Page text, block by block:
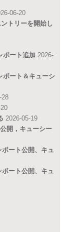
06-20
トリーを開始し
ポート追加 2026-
ポート＆キューシ
28
2026-05-19
開，キューシー
ート公開、キュ
ート公開、キュ